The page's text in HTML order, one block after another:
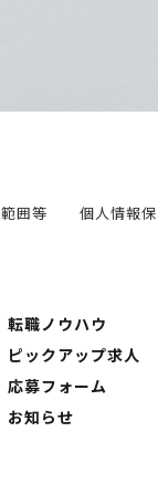
囲等 個人情報
転職ノウハウ
ピックアップ求人
応募フォーム
お知らせ